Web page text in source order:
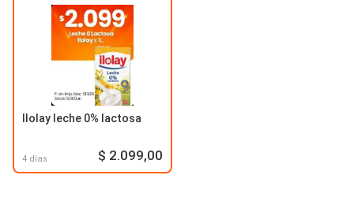
Ilolay leche 0% lactosa
4 días $ 2.099,00